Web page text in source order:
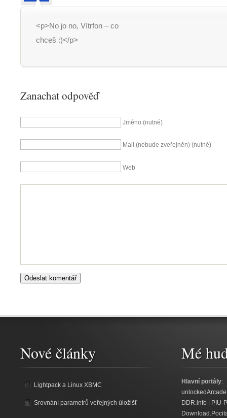
<p>No jo no, Vítrfon – co
chceš :)</p>
Zanachat odpověď
Jméno (nutné)
Mail (nebude zveřejněn) (nutné)
Web
Nové články
Lightpack a Linux XBMC
Srovnání parametrů veřejných úložišť
Mé
Hlavní portály:
DDR.info
PIU-